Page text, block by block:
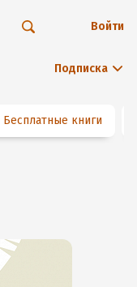
Подписка
Войти
Бесплатные книги